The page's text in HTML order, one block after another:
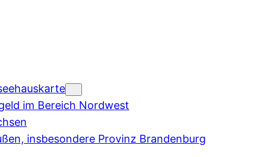
im Bereich Nordwest
insbesondere Provinz Brandenburg